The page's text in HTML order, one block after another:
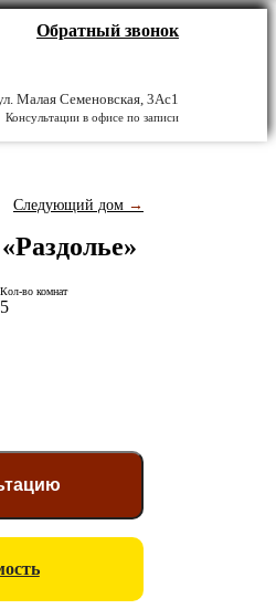
Обратный звонок
Малая Семеновская, 3Ас1
Консультации в офисе по записи
Следующий дом →
Кол-во комнат
5